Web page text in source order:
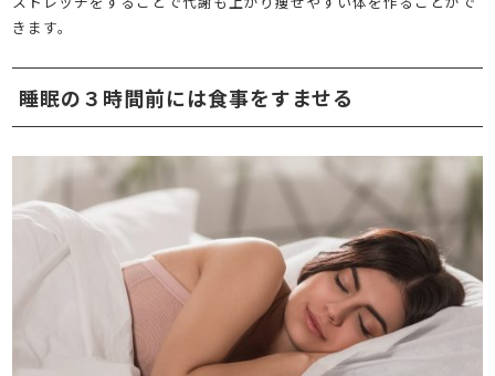
きます。
睡眠の３時間前には食事をすませる